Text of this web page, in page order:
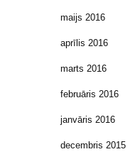
maijs 2016
aprīlis 2016
marts 2016
februāris 2016
janvāris 2016
decembris 2015